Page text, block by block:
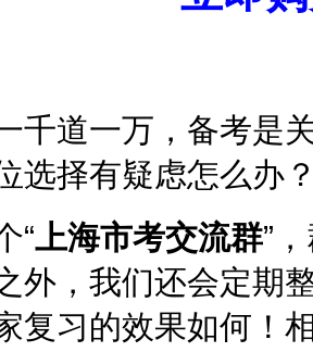
道一万，备考是关
选择有疑虑怎么办
“上海市考交流群”
外，我们还会定期
复习的效果如何！